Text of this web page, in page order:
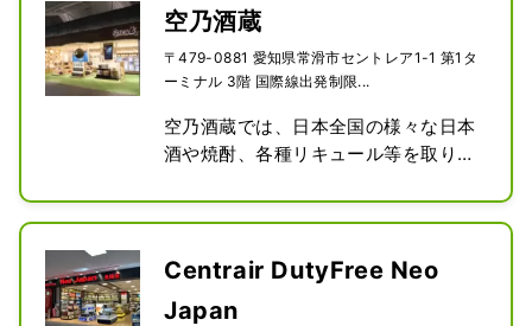
是清の「千なり」など全国的にも有名
なお菓子や、地元で根強く支持され続
けている銘菓をはじめ、おみやげに最
適な洋菓子や加工食品などの名産品、
地元のお酒など、幅広く取り揃えてお
ります。
げレジ袋（紙袋、プラスチック製袋）
が有料となります。マイバッグをご持
参ください。
空乃酒蔵
〒479-0881 愛知県常滑市セントレア1-1 第1タ
ーミナル 3階 国際線出発制限...
空乃酒蔵では、日本全国の様々な日本
酒や焼酎、各種リキュール等を取り揃
免税価格でお買い求めいただけます。
ンド洋酒等は『酒・タバコ店』にて販
売をしております。
Centrair DutyFree Neo
Japan